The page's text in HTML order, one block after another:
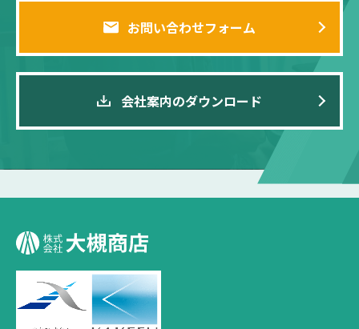
お問い合わせフォーム
会社案内のダウンロード